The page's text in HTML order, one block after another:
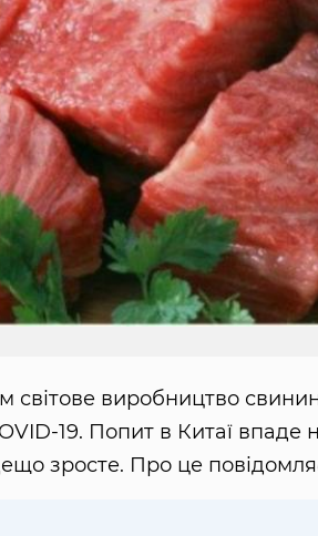
світове виробництво
19. Попит в Китаї
зросте. Про це